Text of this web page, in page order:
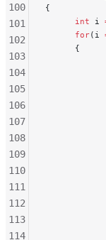
{
      int
i
      for
(i
      {
100
101
102
103
104
105
106
107
108
109
110
111
112
113
114